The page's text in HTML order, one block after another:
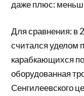
даже плюс:
Для сравнения: в
считался уделом
карабкающихся
оборудованная
Сенгилеевского